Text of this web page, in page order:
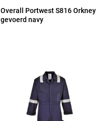
Overall Portwest S816 Orkney
gevoerd navy